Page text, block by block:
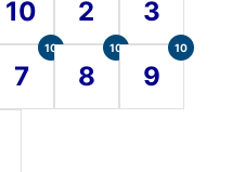
10 2 3
7
10
8
10
9
10